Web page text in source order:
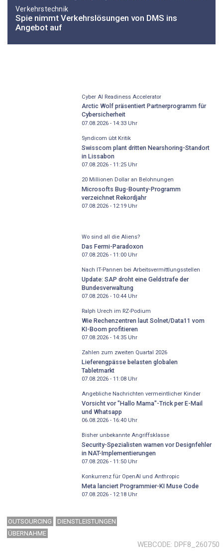
Verkehrstechnik
Spie nimmt Verkehrslösungen von DMS ins
Angebot auf
Cyber AI Readiness Accelerator
Arctic Wolf präsentiert Partnerprogramm für
Cybersicherheit
07.08.2026 - 14:33Uhr
Syndicom übt Kritik
Swisscom plant dritten Nearshoring-Standort
in Lissabon
07.08.2026 - 11:25Uhr
20 Millionen Dollar an Belohnungen
Microsofts Bug-Bounty-Programm
verzeichnet Rekordjahr
07.08.2026 - 12:19Uhr
Wo sind all die Aliens?
Das Fermi-Paradoxon
07.08.2026 - 11:00Uhr
Nach IT-Pannen bei Arbeitsvermittlungsstellen
Update: SAP droht eine Geldstrafe der
Bundesverwaltung
07.08.2026 - 10:44Uhr
Ralph Urech im RZ-Podium
Wie Rechenzentren laut Solnet/Data11 vom
KI-Boom profitieren
07.08.2026 - 14:35Uhr
Zahlen zum zweiten Quartal 2026
Lieferengpässe belasten globalen
Tabletmarkt
07.08.2026 - 11:08Uhr
Angebliche Nachrichten vermeintlicher Kinder
Vorsicht vor "Hallo Mama"-Trick per E-Mail
und Whatsapp
06.08.2026 - 16:40Uhr
Bisher unbekannte Angriffsklasse
Security-Spezialisten warnen vor Designfehler
in NAT-Implementierungen
07.08.2026 - 11:50Uhr
Konkurrenz für OpenAI und Anthropic
Meta lanciert Programmier-KI Muse Code
07.08.2026 - 12:18Uhr
OUTSOURCING
DIENSTLEISTUNGEN
ÜBERNAHME
WEBCODE DPF8_260750